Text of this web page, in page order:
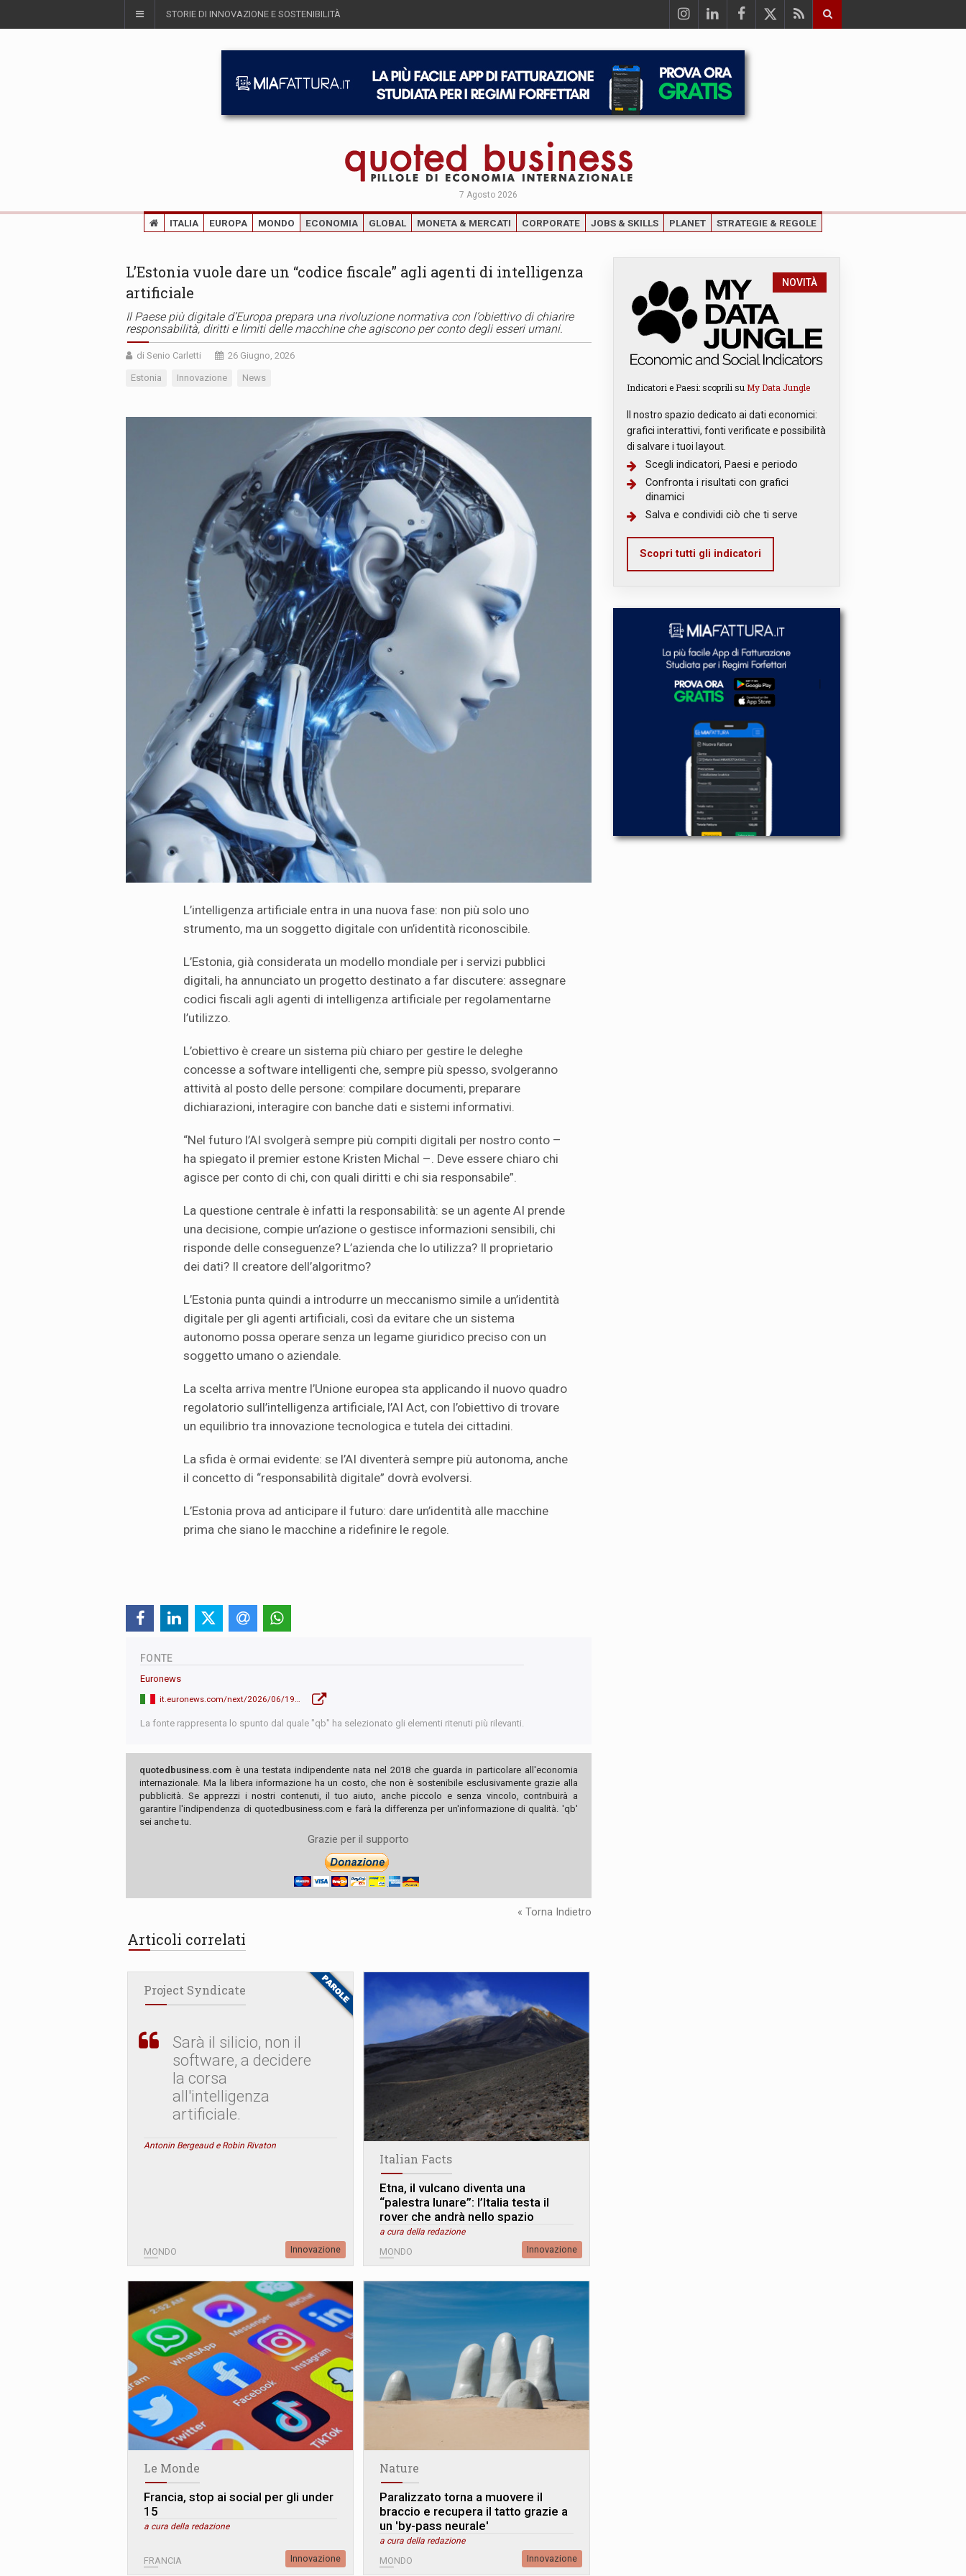
STORIE DI INNOVAZIONE E SOSTENIBILITÀ
7 Agosto 2026
ITALIA EUROPA MONDO ECONOMIA GLOBAL MONETA & MERCATI CORPORATE JOBS & SKILLS PLANET STRATEGIE & REGOLE
L’Estonia vuole dare un “codice fiscale” agli agenti di intelligenza
artificiale
Il Paese più digitale d’Europa prepara una rivoluzione normativa con l’obiettivo di chiarire
responsabilità, diritti e limiti delle macchine che agiscono per conto degli esseri umani.
di Senio Carletti 26 Giugno, 2026
Estonia Innovazione News
L’intelligenza artificiale entra in una nuova fase: non più solo uno
strumento, ma un soggetto digitale con un’identità riconoscibile.
L’Estonia, già considerata un modello mondiale per i servizi pubblici
digitali, ha annunciato un progetto destinato a far discutere: assegnare
codici fiscali agli agenti di intelligenza artificiale per regolamentarne
l’utilizzo.
L’obiettivo è creare un sistema più chiaro per gestire le deleghe
concesse a software intelligenti che, sempre più spesso, svolgeranno
attività al posto delle persone: compilare documenti, preparare
dichiarazioni, interagire con banche dati e sistemi informativi.
“Nel futuro l’AI svolgerà sempre più compiti digitali per nostro conto –
ha spiegato il premier estone Kristen Michal –. Deve essere chiaro chi
agisce per conto di chi, con quali diritti e chi sia responsabile”.
La questione centrale è infatti la responsabilità: se un agente AI prende
una decisione, compie un’azione o gestisce informazioni sensibili, chi
risponde delle conseguenze? L’azienda che lo utilizza? Il proprietario
dei dati? Il creatore dell’algoritmo?
L’Estonia punta quindi a introdurre un meccanismo simile a un’identità
digitale per gli agenti artificiali, così da evitare che un sistema
autonomo possa operare senza un legame giuridico preciso con un
soggetto umano o aziendale.
La scelta arriva mentre l’Unione europea sta applicando il nuovo quadro
regolatorio sull’intelligenza artificiale, l’AI Act, con l’obiettivo di trovare
un equilibrio tra innovazione tecnologica e tutela dei cittadini.
La sfida è ormai evidente: se l’AI diventerà sempre più autonoma, anche
il concetto di “responsabilità digitale” dovrà evolversi.
L’Estonia prova ad anticipare il futuro: dare un’identità alle macchine
prima che siano le macchine a ridefinire le regole.
FONTE
Euronews
La fonte rappresenta lo spunto dal quale "qb" ha selezionato gli elementi ritenuti più rilevanti.
quotedbusiness.com è una testata indipendente nata nel 2018 che guarda in particolare all'economia
internazionale. Ma la libera informazione ha un costo, che non è sostenibile esclusivamente grazie alla
pubblicità. Se apprezzi i nostri contenuti, il tuo aiuto, anche piccolo e senza vincolo, contribuirà a
garantire l'indipendenza di quotedbusiness.com e farà la differenza per un'informazione di qualità. 'qb'
sei anche tu.
Grazie per il supporto
« Torna Indietro
Articoli correlati
Project Syndicate
Sarà il silicio, non il
software, a decidere
la corsa
all'intelligenza
artificiale.
Antonin Bergeaud e Robin Rivaton
MONDO Innovazione
Italian Facts
Etna, il vulcano diventa una
“palestra lunare”: l’Italia testa il
rover che andrà nello spazio
a cura della redazione
MONDO Innovazione
Le Monde
Francia, stop ai social per gli under
15
a cura della redazione
FRANCIA Innovazione
Nature
Paralizzato torna a muovere il
braccio e recupera il tatto grazie a
un 'by-pass neurale'
a cura della redazione
MONDO Innovazione
NOVITÀ
Indicatori e Paesi: scoprili su My Data Jungle
Il nostro spazio dedicato ai dati economici:
grafici interattivi, fonti verificate e possibilità
di salvare i tuoi layout.
Scegli indicatori, Paesi e periodo
Confronta i risultati con grafici
dinamici
Salva e condividi ciò che ti serve
Scopri tutti gli indicatori